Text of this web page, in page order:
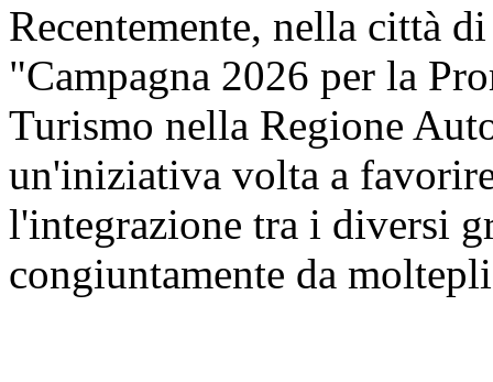
Recentemente, nella città
"Campagna 2026 per la
Turismo nella Regione
un'iniziativa volta a
l'integrazione tra i diversi
congiuntamente da